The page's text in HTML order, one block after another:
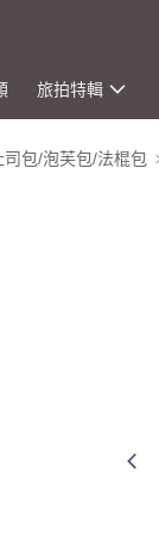
旅拍特輯
包/泡芙包/法棍包